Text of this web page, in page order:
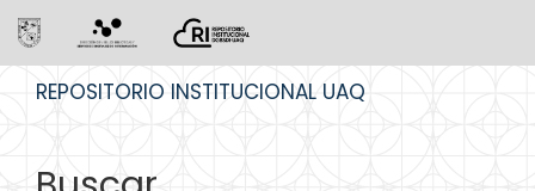
REPOSITORIO INSTITUCIONAL UAQ